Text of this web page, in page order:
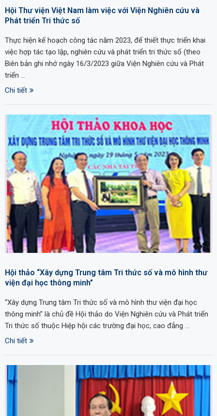
Hội Thư viện Việt Nam làm việc với Viện Nghiên cứu và
Phát triển Tri thức số
Thực hiện kế hoạch công tác năm 2023, để thiết thực triển khai
việc hợp tác tạo lập, nghiên cứu và phát triển tri thức số (theo
Biên bản ghi nhớ ngày 16/3/2023 giữa Viện Nghiên cứu và Phát
triển …
Chi tiết
Hội thảo “Xây dựng Trung tâm Tri thức số và mô hình thư
viện đại học thông minh”
“Xây dựng Trung tâm Tri thức số và mô hình thư viện đại học
thông minh” là chủ đề Hội thảo do Viện Nghiên cứu và Phát triển
Tri thức số thuộc Hiệp hội các trường đại học, cao đẳng …
Chi tiết